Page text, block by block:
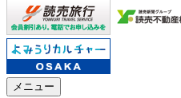
メニュー